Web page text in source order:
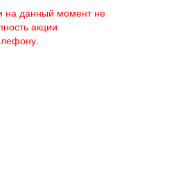
на данный момент не
акции